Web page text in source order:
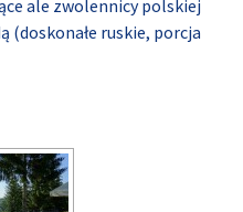
ale zwolennicy polskiej
(doskonałe ruskie, porcja